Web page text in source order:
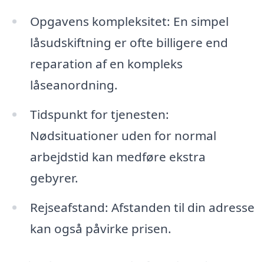
Opgavens kompleksitet: En simpel
låsudskiftning er ofte billigere end
reparation af en kompleks
låseanordning.
Tidspunkt for tjenesten:
Nødsituationer uden for normal
arbejdstid kan medføre ekstra
gebyrer.
Rejseafstand: Afstanden til din adresse
kan også påvirke prisen.